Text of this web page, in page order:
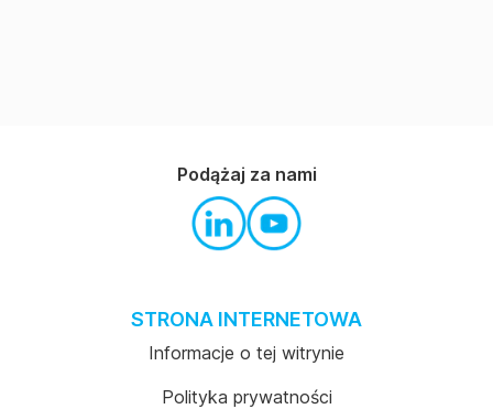
STRONA INTERNETOWA
Informacje o tej witrynie
Polityka prywatności
Podążaj za nami